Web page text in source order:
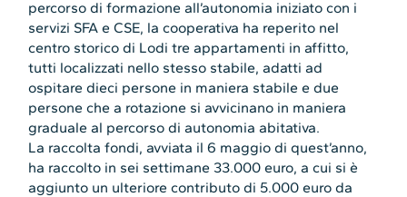
percorso di formazione all’autonomia iniziato con i
servizi SFA e CSE, la cooperativa ha reperito nel
centro storico di Lodi tre appartamenti in affitto,
tutti localizzati nello stesso stabile, adatti ad
ospitare dieci persone in maniera stabile e due
persone che a rotazione si avvicinano in maniera
graduale al percorso di autonomia abitativa.
La raccolta fondi, avviata il 6 maggio di quest’anno,
ha raccolto in sei settimane 33.000 euro, a cui si è
aggiunto un ulteriore contributo di 5.000 euro da